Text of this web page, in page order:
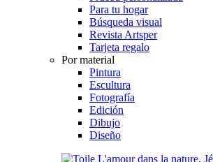
Para tu hogar
Búsqueda visual
Revista Artsper
Tarjeta regalo
Por material
Pintura
Escultura
Fotografía
Edición
Dibujo
Diseño